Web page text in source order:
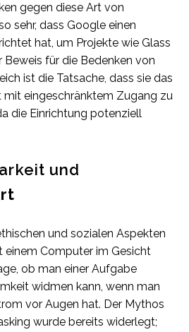
gegen diese Art von
sehr, dass Google einen
hat, um Projekte wie Glass
Beweis für die Bedenken von
ist die Tatsache, dass sie das
mit eingeschränktem Zugang zu
die Einrichtung potenziell
und
rt
und sozialen Aspekten
einem Computer im Gesicht
ob man einer Aufgabe
widmen kann, wenn man
vor Augen hat. Der Mythos
wurde bereits widerlegt;